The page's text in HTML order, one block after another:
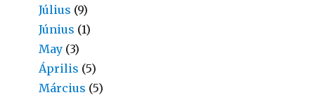
Július (9)
Június (1)
May (3)
Április (5)
Március (5)